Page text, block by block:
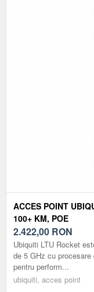
ACCES POINT
100+ KM, POE
2.422,00 RON
Ubiquiti LTU Rocket
de 5 GHz cu
pentru perform...
ubiquiti, acces point